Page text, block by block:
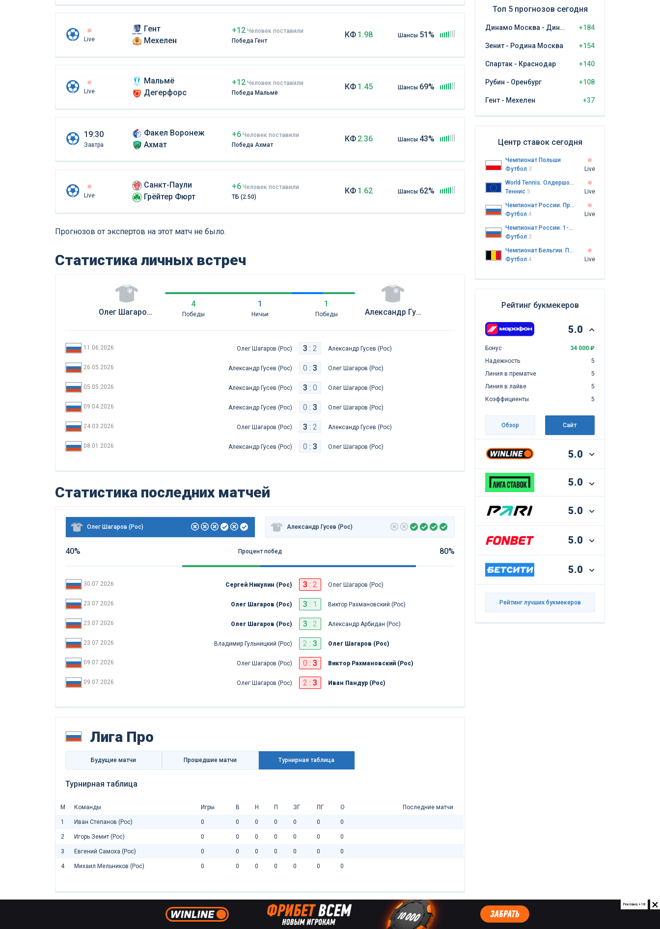
Live
Гент
Мехелен
+12 Человек поставили
Победа Гент
КФ 1.98 Шансы 51%
Live
Мальмё
Дегерфорс
+12 Человек поставили
Победа Мальмё
КФ 1.45 Шансы 69%
19:30
Завтра
Факел Воронеж
Ахмат
+6 Человек поставили
Победа Ахмат
КФ 2.36 Шансы 43%
Live
Санкт-Паули
Грёйтер Фюрт
+6 Человек поставили
ТБ (2.50)
КФ 1.62 Шансы 62%
Прогнозов от экспертов на этот матч не было.
Статистика личных встреч
Олег Шагаров (Рос)
4
Победы
1
Ничьи
1
Победы Александр Гусев (Рос)
11.06.2026 Олег Шагаров (Рос) 3 : 2 Александр Гусев (Рос)
26.05.2026 Александр Гусев (Рос) 0 : 3 Олег Шагаров (Рос)
05.05.2026 Александр Гусев (Рос) 3 : 0 Олег Шагаров (Рос)
09.04.2026 Александр Гусев (Рос) 0 : 3 Олег Шагаров (Рос)
24.03.2026 Олег Шагаров (Рос) 3 : 2 Александр Гусев (Рос)
08.01.2026 Александр Гусев (Рос) 0 : 3 Олег Шагаров (Рос)
Статистика последних матчей
Олег Шагаров (Рос) Александр Гусев (Рос)
40% Процент побед 80%
30.07.2026 Сергей Никулин (Рос) 3 : 2 Олег Шагаров (Рос)
23.07.2026 Олег Шагаров (Рос) 3 : 1 Виктор Рахмановский (Рос)
23.07.2026 Олег Шагаров (Рос) 3 : 2 Александр Арбидан (Рос)
23.07.2026 Владимир Гульницкий (Рос) 2 : 3 Олег Шагаров (Рос)
09.07.2026 Олег Шагаров (Рос) 0 : 3 Виктор Рахмановский (Рос)
09.07.2026 Олег Шагаров (Рос) 2 : 3 Иван Пандур (Рос)
Лига Про
Будущие матчи Прошедшие матчи Турнирная таблица
Турнирная таблица
М Команды Игры В Н П ЗГ ПГ О Последние матчи
1 Иван Степанов (Рос) 0 0 0 0 0 0 0
2 Игорь Земит (Рос) 0 0 0 0 0 0 0
3 Евгений Самоха (Рос) 0 0 0 0 0 0 0
4 Михаил Мельников (Рос) 0 0 0 0 0 0 0
Топ 5 прогнозов сегодня
Динамо Москва - Динамо Махачкала +184
Зенит - Родина Москва +154
Спартак - Краснодар +140
Рубин - Оренбург +108
Гент - Мехелен +37
Центр ставок сегодня
Чемпионат Польши
Футбол 3
Live
World Tennis. Олдершот. Женщины. Квалификация
Теннис 5
Live
Чемпионат России. Премьер-лига
Футбол 4
Live
Чемпионат России. 1-я лига
Футбол 3
Чемпионат Бельгии. Премьер-лига
Футбол 4 Live
Рейтинг букмекеров
5.0
Бонус
34 000 ₽
Надежность
5
Линия в прематче
5
Линия в лайве
5
Коэффициенты
5
Обзор Сайт
5.0
5.0
5.0
5.0
5.0
Рейтинг лучших букмекеров
×
Реклама +18